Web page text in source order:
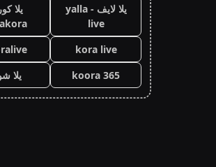
يلا لايف - yalla
live
يلا
kora live
koora 365
يلا